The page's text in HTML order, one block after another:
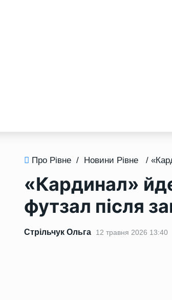
Про Рівне / Новини Рівне
«Кардинал»
футзал після
Стрільчук Ольга 12 травня 2026 13:40